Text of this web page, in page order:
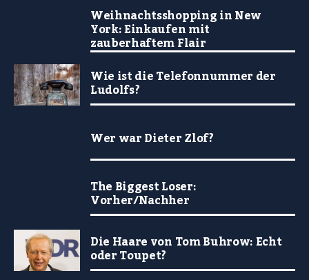
Weihnachtsshopping in New
York: Einkaufen mit
zauberhaftem Flair
Wie ist die Telefonnummer der
Ludolfs?
Wer war Dieter Zlof?
The Biggest Loser:
Vorher/Nachher
Die Haare von Tom Buhrow: Echt
oder Toupet?